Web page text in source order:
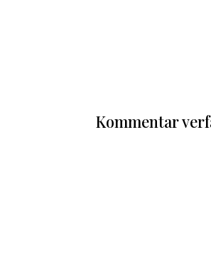
Kommentar